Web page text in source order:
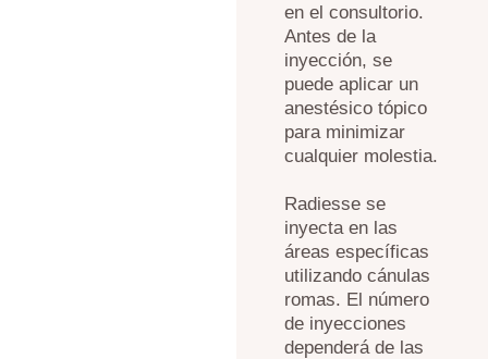
en el consultorio.
Antes de la
inyección, se
puede aplicar un
anestésico tópico
para minimizar
cualquier molestia.
Radiesse se
inyecta en las
áreas específicas
utilizando cánulas
romas. El número
de inyecciones
dependerá de las